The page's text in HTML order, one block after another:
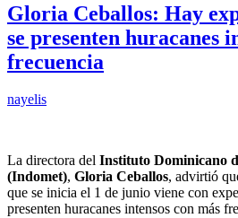
Gloria Ceballos: Hay
se presenten huracanes
frecuencia
nayelis
La directora del Instituto Dominicano
(Indomet), Gloria Ceballos, advirtió
que se inicia el 1 de junio viene con
presenten huracanes intensos con más